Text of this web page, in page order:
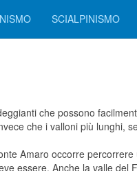
SCIALPINISMO
che possono
che i valloni più lunghi,
Amaro occorre
essere. Anche la valle